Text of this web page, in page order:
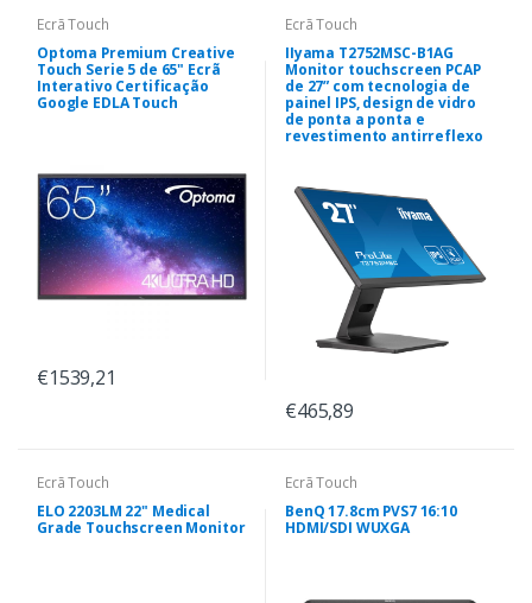
Ecrã Touch
Optoma Premium Creative
Touch Serie 5 de 65" Ecrã
Interativo Certificação
Google EDLA Touch
€1539,21
Ecrã Touch
IIyama T2752MSC-B1AG
Monitor touchscreen PCAP
de 27” com tecnologia de
painel IPS, design de vidro
de ponta a ponta e
revestimento antirreflexo
€465,89
Ecrã Touch
ELO 2203LM 22" Medical
Grade Touchscreen Monitor
Ecrã Touch
BenQ 17.8cm PVS7 16:10
HDMI/SDI WUXGA